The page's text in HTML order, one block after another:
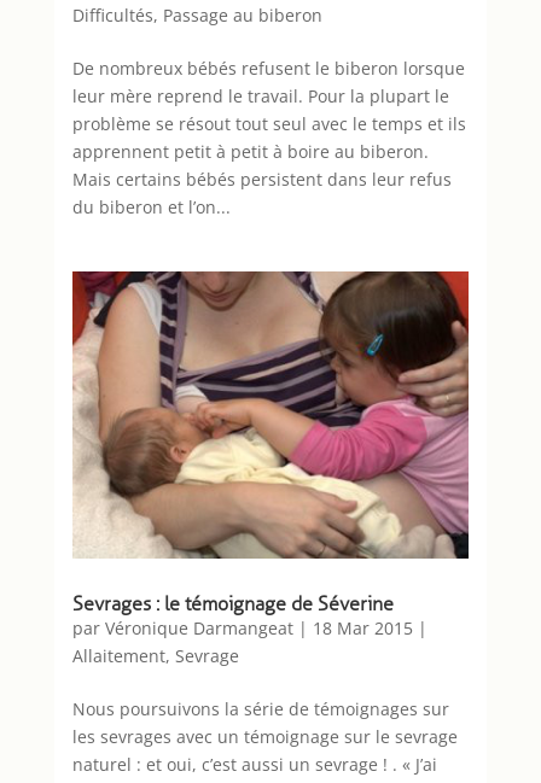
Difficultés, Passage au biberon
De nombreux bébés refusent le biberon lorsque
leur mère reprend le travail. Pour la plupart le
problème se résout tout seul avec le temps et ils
apprennent petit à petit à boire au biberon.
Mais certains bébés persistent dans leur refus
du biberon et l’on...
Sevrages : le témoignage de Séverine
par Véronique Darmangeat| 18 Mar 2015|
Allaitement, Sevrage
Nous poursuivons la série de témoignages sur
les sevrages avec un témoignage sur le sevrage
naturel : et oui, c’est aussi un sevrage ! . « J’ai